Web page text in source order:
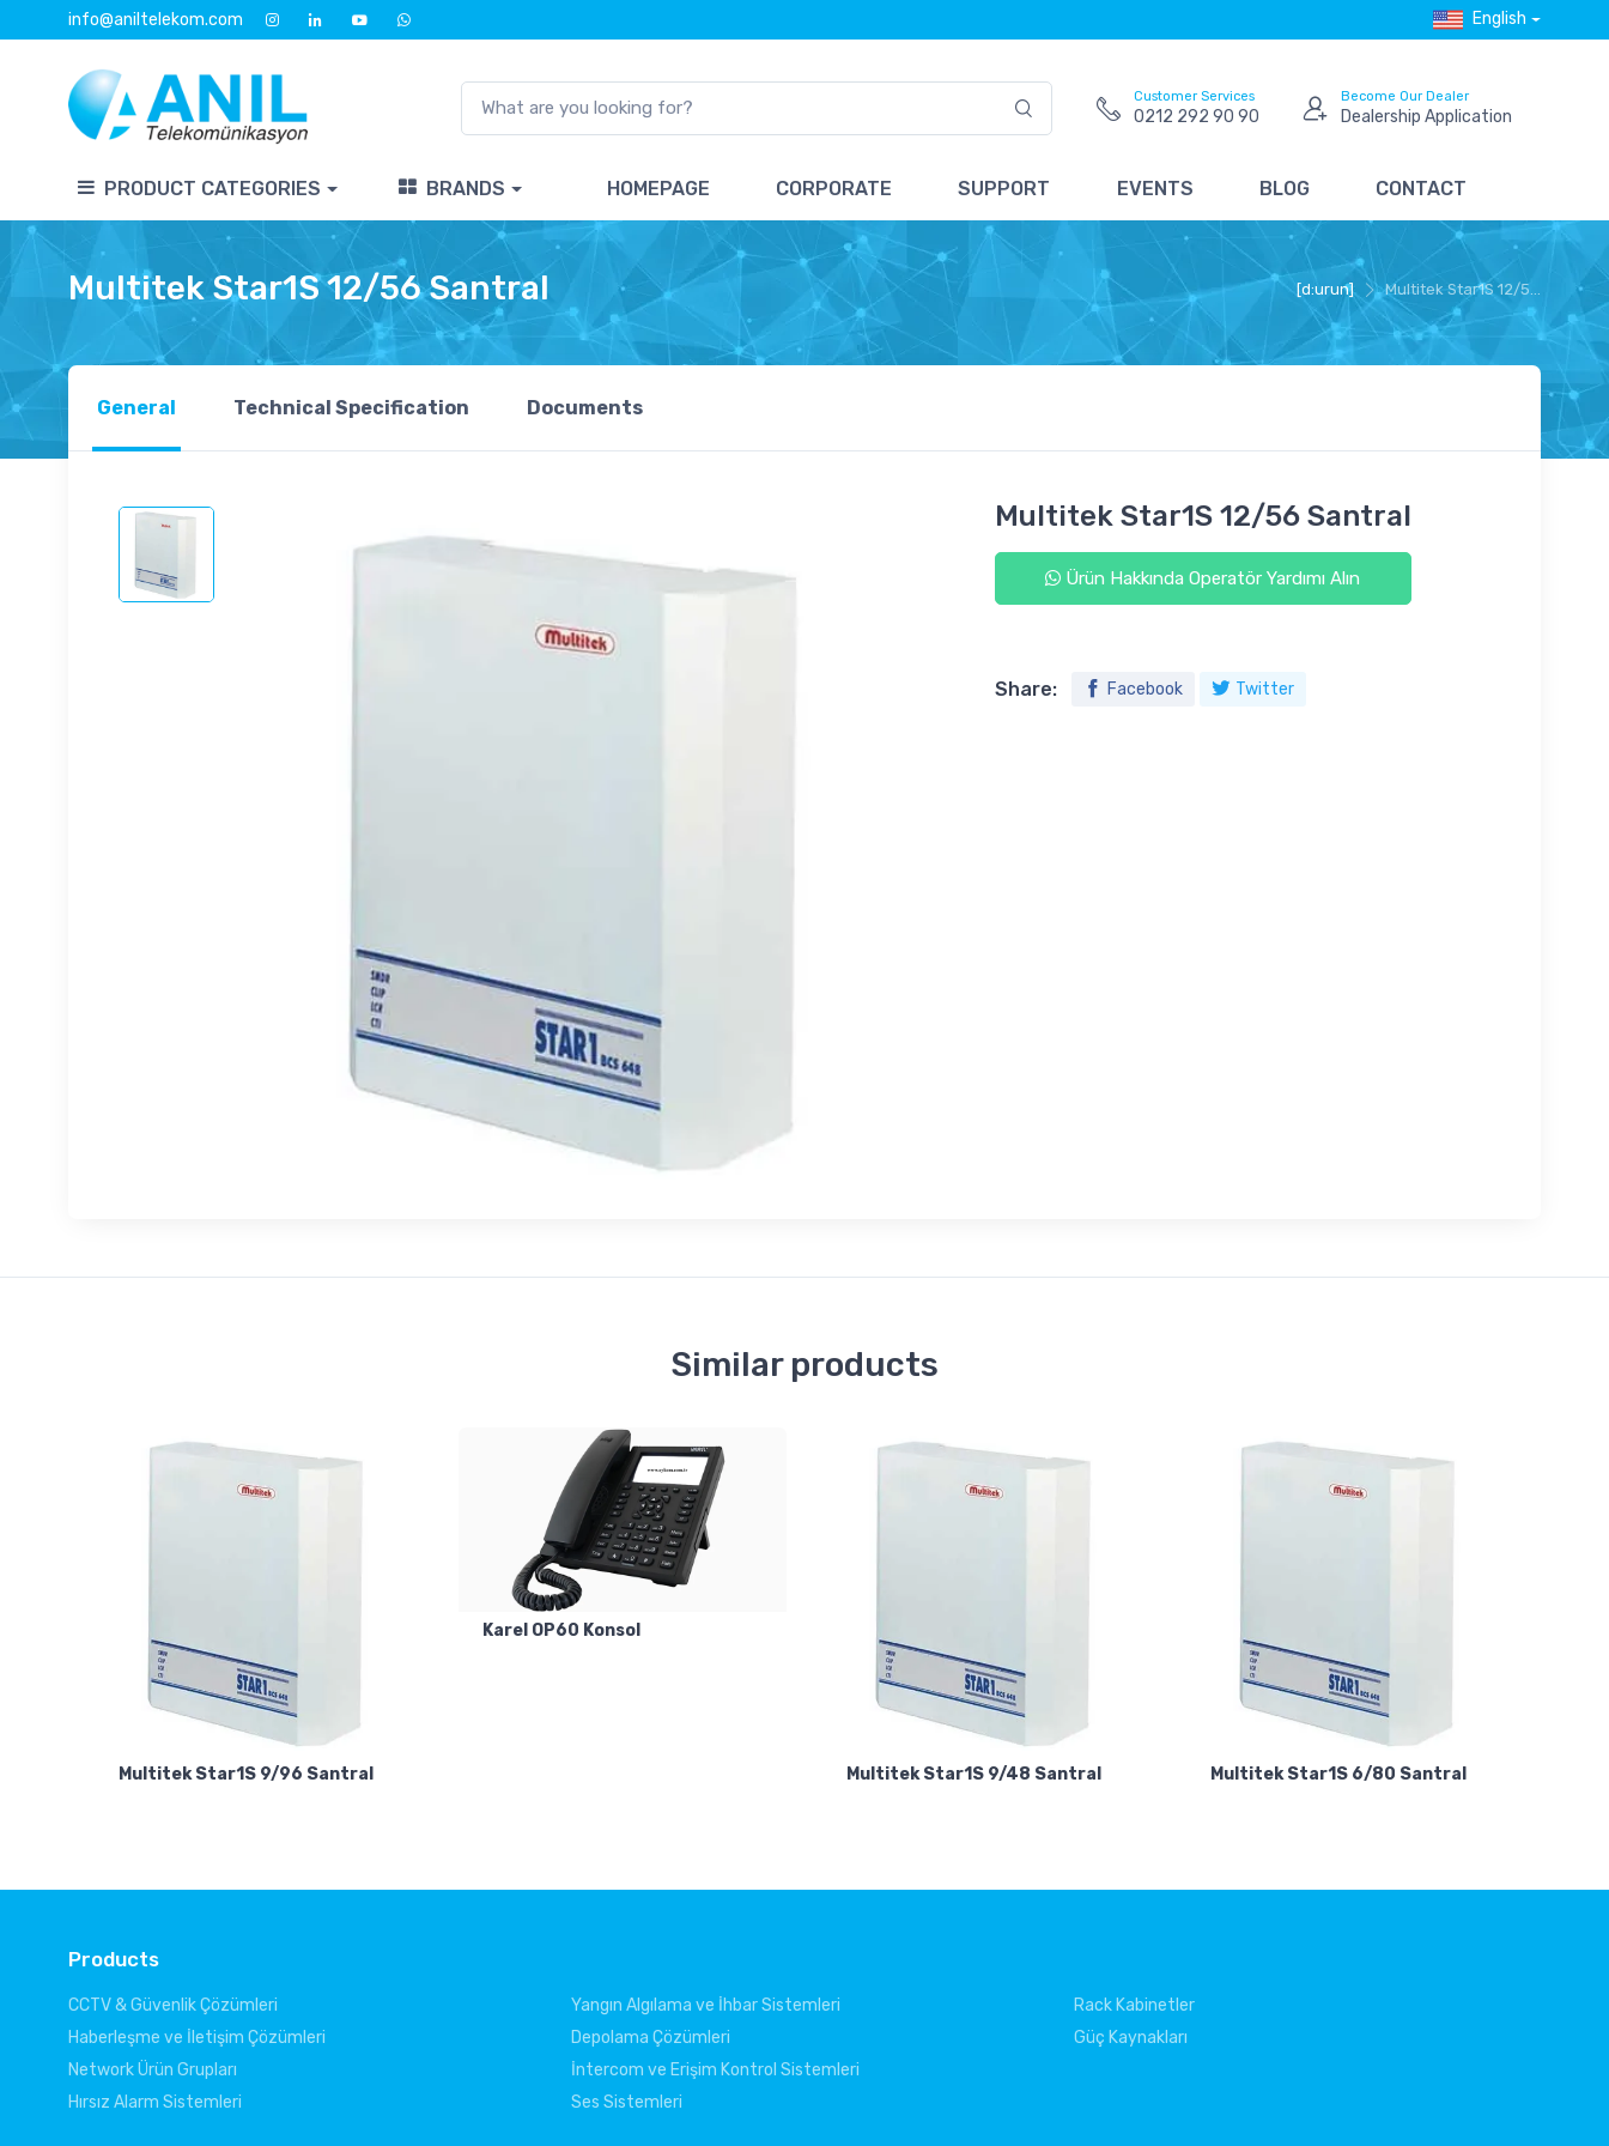
info@aniltelekom.com English
Customer Services
0212 292 90 90
Become Our Dealer
Dealership Application
PRODUCT CATEGORIES BRANDS HOMEPAGE CORPORATE SUPPORT EVENTS BLOG CONTACT
[d:urun] Multitek Star1S 12/5...
Multitek Star1S 12/56 Santral
General Technical Specification Documents
Multitek Star1S 12/56 Santral
Ürün Hakkında Operatör Yardımı Alın
Share: Facebook Twitter
Similar products
Multitek Star1S 9/96 Santral
Karel OP60 Konsol
Multitek Star1S 9/48 Santral Multitek Star1S 6/80 Santral
Products
CCTV & Güvenlik Çözümleri
Haberleşme ve İletişim Çözümleri
Network Ürün Grupları
Hırsız Alarm Sistemleri
Yangın Algılama ve İhbar Sistemleri
Depolama Çözümleri
İntercom ve Erişim Kontrol Sistemleri
Ses Sistemleri
Rack Kabinetler
Güç Kaynakları